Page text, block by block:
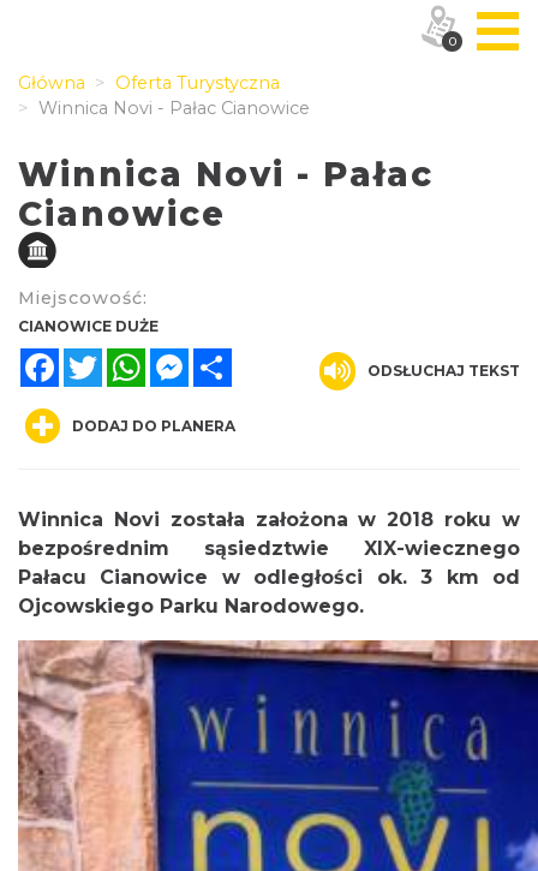
Główna
Oferta Turystyczna
Winnica Novi - Pałac Cianowice
Winnica Novi - Pałac
Cianowice
Miejscowość:
CIANOWICE DUŻE
FacebookTwitterWhatsAppMessenger
ODSŁUCHAJ TEKST
DODAJ DO PLANERA
Winnica Novi została założona w 2018 roku w
bezpośrednim sąsiedztwie XIX-wiecznego
Pałacu Cianowice w odległości ok. 3 km od
Ojcowskiego Parku Narodowego.
0